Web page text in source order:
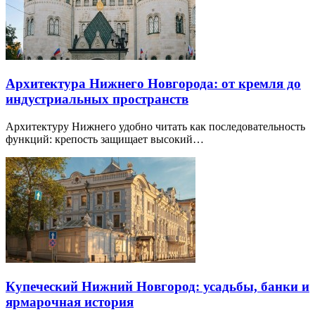
Архитектура Нижнего Новгорода: от кремля до
индустриальных пространств
Архитектуру Нижнего удобно читать как последовательность
функций: крепость защищает высокий…
Купеческий Нижний Новгород: усадьбы, банки и
ярмарочная история